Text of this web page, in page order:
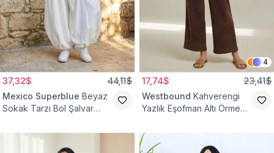
37,32$ 44,11$
Mexico Superblue Beyaz
Sokak Tarzı Bol Şalvar
4
17,74$ 23,41$
Westbound Kahverengi
Yazlık Eşofman Altı Örme